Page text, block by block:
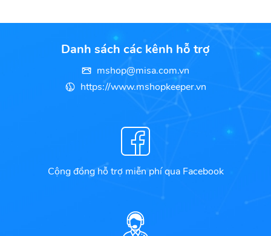
Danh sách các kênh hỗ trợ
mshop@misa.com.vn
https://www.mshopkeeper.vn
Cộng đồng hỗ trợ miễn phí qua Facebook